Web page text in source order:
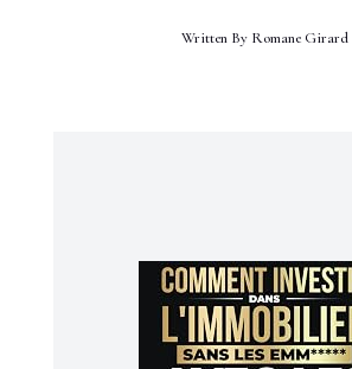
Written By Romane Girard